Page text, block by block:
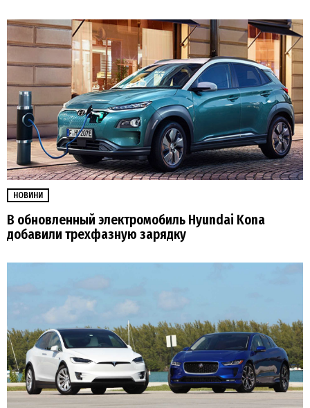
НОВИНИ
В обновленный электромобиль Hyundai Kona
добавили трехфазную зарядку